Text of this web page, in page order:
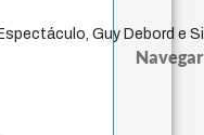
Guy Debord e
Navegar